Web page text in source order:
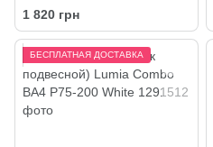
500-3 Black
1 820 грн
БЕСПЛАТНАЯ ДОСТАВКА